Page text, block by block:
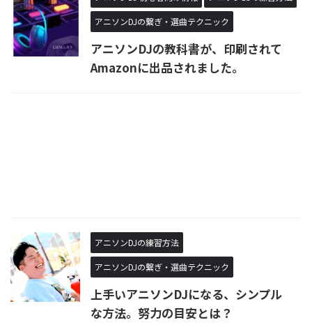
アニソンDJの繋ぎ・選曲テクニック
アニソンDJの教科書が、印刷されて
Amazonに出品されました。
アニソンDJの練習方法
アニソンDJの繋ぎ・選曲テクニック
上手いアニソンDJになる、シンプル
な方法。努力の目安とは？ ​